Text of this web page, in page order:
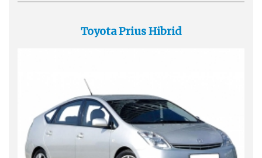
Toyota Prius Hibrid